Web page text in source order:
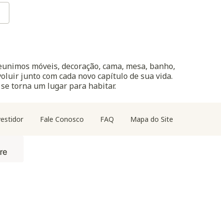
móveis, decoração, cama, mesa, banho,
junto com cada novo capítulo de sua vida.
torna um lugar para habitar.
Fale Conosco FAQ Mapa do Site